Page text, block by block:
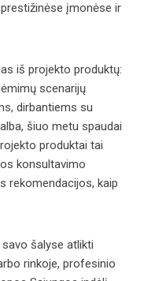
įmonėse ir
iš projekto produktų:
scenarijų
dirbantiems su
šiuo metu spaudai
produktai tai
konsultavimo
rekomendacijos, kaip
šalyse atlikti
rinkoje, profesinio